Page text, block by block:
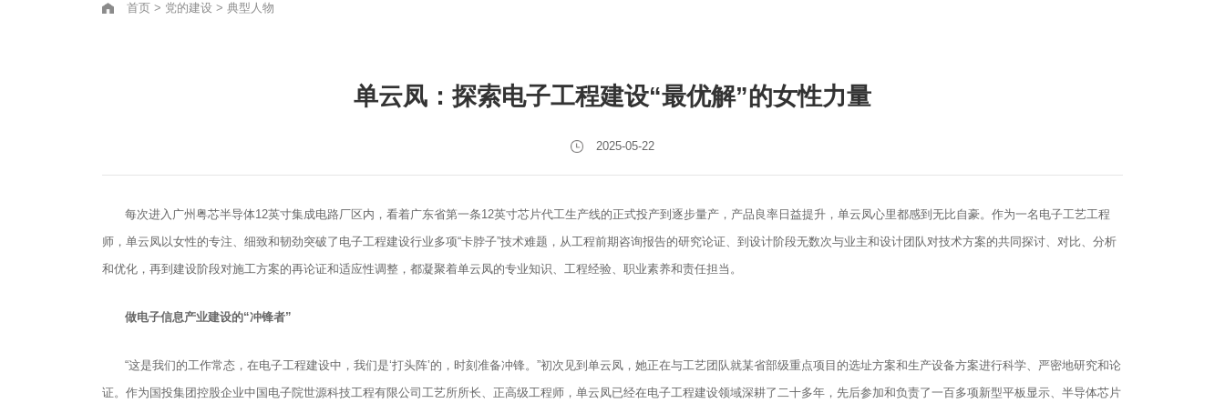
首页> 党的建设> 典型人物
单云凤：探索电子工程建设“最优解”的女性力量
2025-05-22
每次进入广州粤芯半导体12英寸集成电路厂区内，看着广东省第一条12英寸芯片代工生产线的正式投产到逐步量产，产品良率日益提升，单云凤心里都感到无比自豪。作为一名电子工艺工程
师，单云凤以女性的专注、细致和韧劲突破了电子工程建设行业多项“卡脖子”技术难题，从工程前期咨询报告的研究论证、到设计阶段无数次与业主和设计团队对技术方案的共同探讨、对比、分析
和优化，再到建设阶段对施工方案的再论证和适应性调整，都凝聚着单云凤的专业知识、工程经验、职业素养和责任担当。
做电子信息产业建设的“冲锋者”
“这是我们的工作常态，在电子工程建设中，我们是‘打头阵’的，时刻准备冲锋。”初次见到单云凤，她正在与工艺团队就某省部级重点项目的选址方案和生产设备方案进行科学、严密地研究和论
证。作为国投集团控股企业中国电子院世源科技工程有限公司工艺所所长、正高级工程师，单云凤已经在电子工程建设领域深耕了二十多年，先后参加和负责了一百多项新型平板显示、半导体芯片